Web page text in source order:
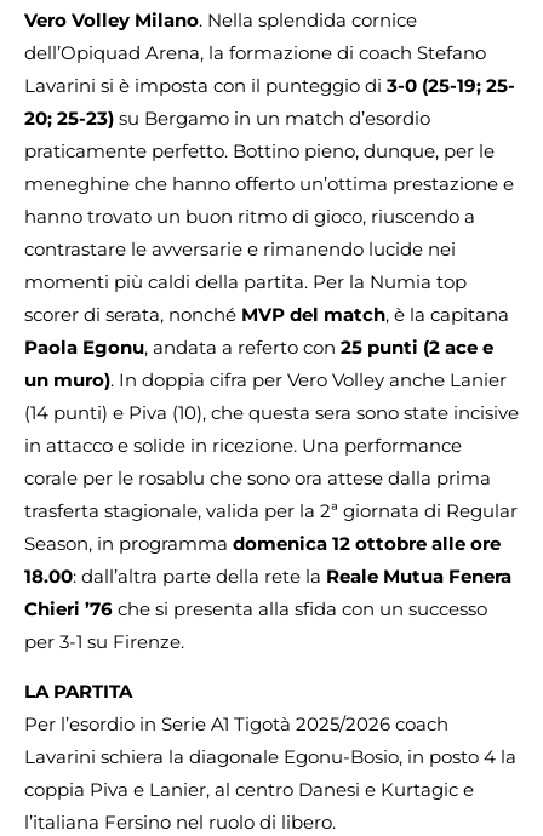
Vero Volley Milano. Nella splendida cornice
dell’Opiquad Arena, la formazione di coach Stefano
Lavarini si è imposta con il punteggio di 3-0 (25-19; 25-
20; 25-23) su Bergamo in un match d’esordio
praticamente perfetto. Bottino pieno, dunque, per le
meneghine che hanno offerto un’ottima prestazione e
hanno trovato un buon ritmo di gioco, riuscendo a
contrastare le avversarie e rimanendo lucide nei
momenti più caldi della partita. Per la Numia top
scorer di serata, nonché MVP del match, è la capitana
Paola Egonu, andata a referto con 25 punti (2 ace e
un muro). In doppia cifra per Vero Volley anche Lanier
(14 punti) e Piva (10), che questa sera sono state incisive
in attacco e solide in ricezione. Una performance
corale per le rosablu che sono ora attese dalla prima
trasferta stagionale, valida per la 2ª giornata di Regular
Season, in programma domenica 12 ottobre alle ore
18.00: dall’altra parte della rete la Reale Mutua Fenera
Chieri ’76 che si presenta alla sfida con un successo
per 3-1 su Firenze.
LA PARTITA
Per l’esordio in Serie A1 Tigotà 2025/2026 coach
Lavarini schiera la diagonale Egonu-Bosio, in posto 4 la
coppia Piva e Lanier, al centro Danesi e Kurtagic e
l’italiana Fersino nel ruolo di libero.